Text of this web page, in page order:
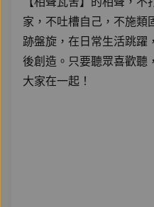
家，不吐槽自己，不施類
跡盤旋，在日常生活跳躍
後創造。只要聽眾喜歡聽
大家在一起！